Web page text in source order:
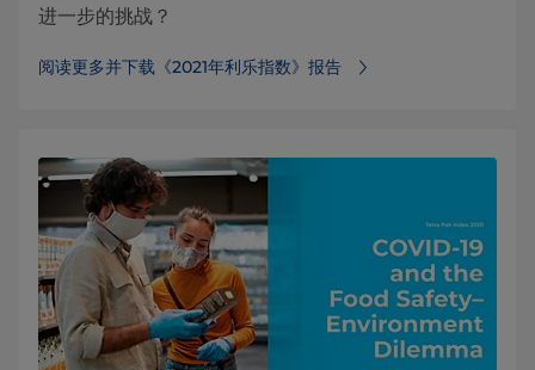
进一步的挑战？
阅读更多并下载《2021年利乐指数》报告